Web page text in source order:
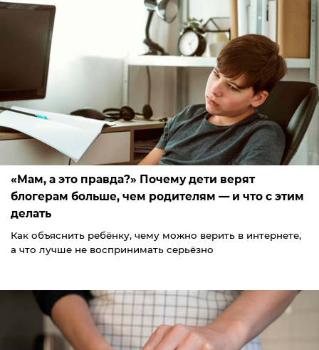
«Мам, а это правда?» Почему дети верят
блогерам больше, чем родителям — и что с этим
делать
Как объяснить ребёнку, чему можно верить в интернете,
а что лучше не воспринимать серьёзно